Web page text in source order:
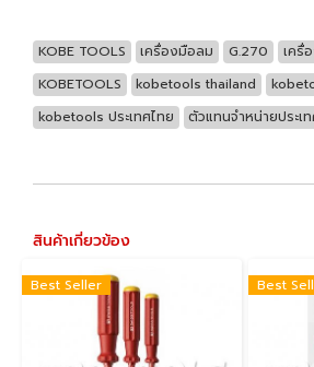
KOBE TOOLS เครื่องมือลม G.270
เครื่
KOBETOOLS
kobetools thailand
kobetools ประเทศไทย
ตัวแทนจำหน่ายประเ
สินค้าเกี่ยวข้อง
Best Seller Best